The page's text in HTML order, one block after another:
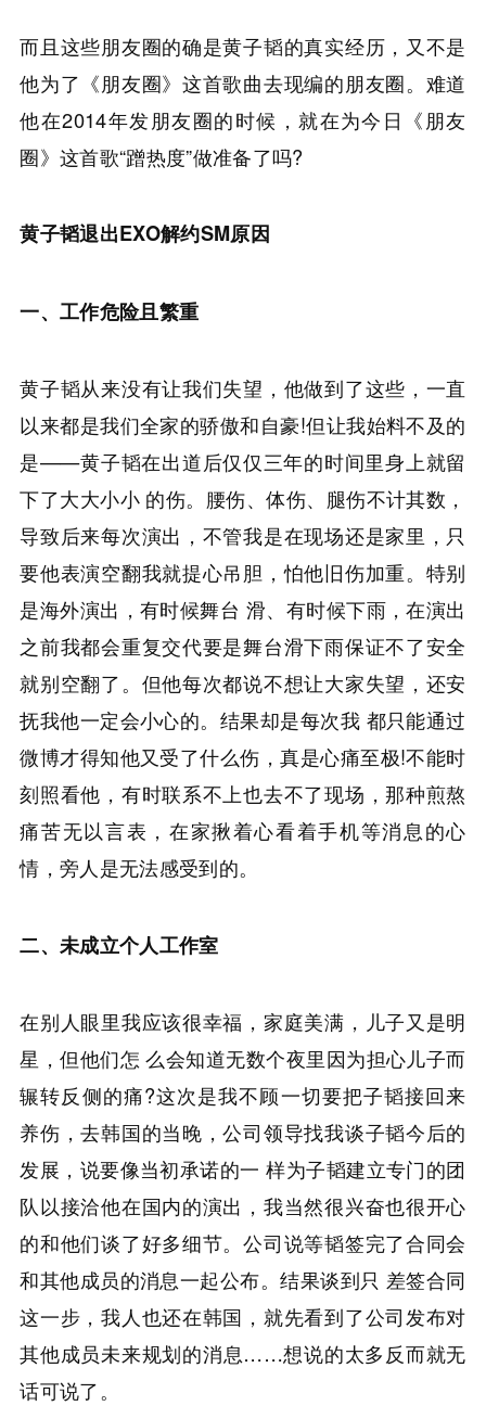
而且这些朋友圈的确是黄子韬的真实经历，又不是
他为了《朋友圈》这首歌曲去现编的朋友圈。难道
他在2014年发朋友圈的时候，就在为今日《朋友
圈》这首歌“蹭热度”做准备了吗?
黄子韬退出EXO解约SM原因
一、工作危险且繁重
黄子韬从来没有让我们失望，他做到了这些，一直
以来都是我们全家的骄傲和自豪!但让我始料不及的
是——黄子韬在出道后仅仅三年的时间里身上就留
下了大大小小 的伤。腰伤、体伤、腿伤不计其数，
导致后来每次演出，不管我是在现场还是家里，只
要他表演空翻我就提心吊胆，怕他旧伤加重。特别
是海外演出，有时候舞台 滑、有时候下雨，在演出
之前我都会重复交代要是舞台滑下雨保证不了安全
就别空翻了。但他每次都说不想让大家失望，还安
抚我他一定会小心的。结果却是每次我 都只能通过
微博才得知他又受了什么伤，真是心痛至极!不能时
刻照看他，有时联系不上也去不了现场，那种煎熬
痛苦无以言表，在家揪着心看着手机等消息的心
情，旁人是无法感受到的。
二、未成立个人工作室
在别人眼里我应该很幸福，家庭美满，儿子又是明
星，但他们怎 么会知道无数个夜里因为担心儿子而
辗转反侧的痛?这次是我不顾一切要把子韬接回来
养伤，去韩国的当晚，公司领导找我谈子韬今后的
发展，说要像当初承诺的一 样为子韬建立专门的团
队以接洽他在国内的演出，我当然很兴奋也很开心
的和他们谈了好多细节。公司说等韬签完了合同会
和其他成员的消息一起公布。结果谈到只 差签合同
这一步，我人也还在韩国，就先看到了公司发布对
其他成员未来规划的消息……想说的太多反而就无
话可说了。